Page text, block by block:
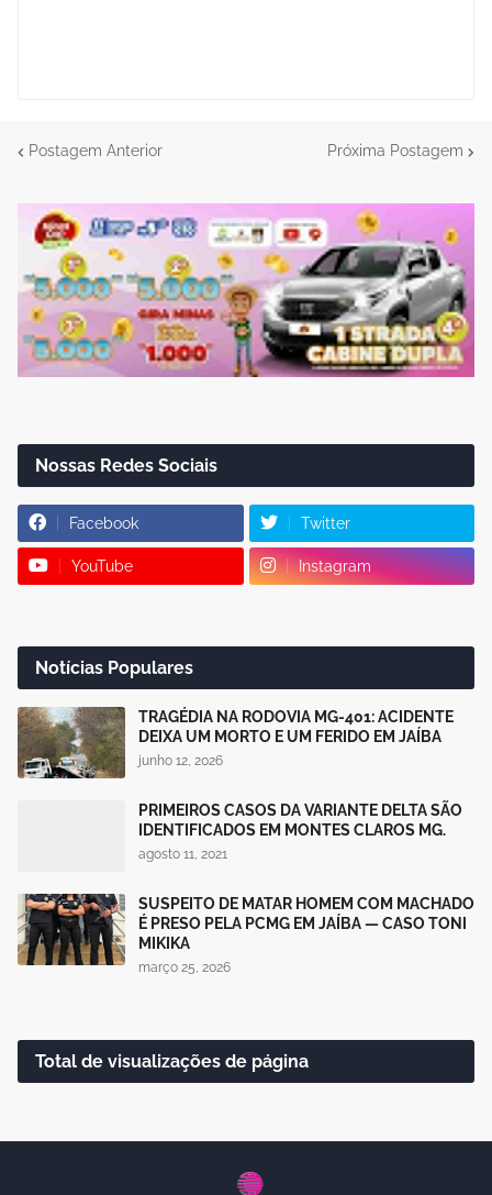
Postagem Anterior Próxima Postagem
Nossas Redes Sociais
Facebook Twitter
YouTube Instagram
Notícias Populares
TRAGÉDIA NA RODOVIA MG-401: ACIDENTE
DEIXA UM MORTO E UM FERIDO EM JAÍBA
junho 12, 2026
PRIMEIROS CASOS DA VARIANTE DELTA SÃO
IDENTIFICADOS EM MONTES CLAROS MG.
agosto 11, 2021
SUSPEITO DE MATAR HOMEM COM MACHADO
É PRESO PELA PCMG EM JAÍBA — CASO TONI
MIKIKA
março 25, 2026
Total de visualizações de página